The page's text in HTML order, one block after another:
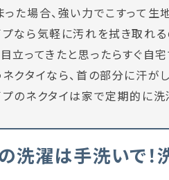
た場合、強い力でこすって生
プなら気軽に汚れを拭き取れる
立ってきたと思ったらすぐ自
クタイなら、首の部分に汗が
のネクタイは家で定期的に洗
洗濯は手洗いで！